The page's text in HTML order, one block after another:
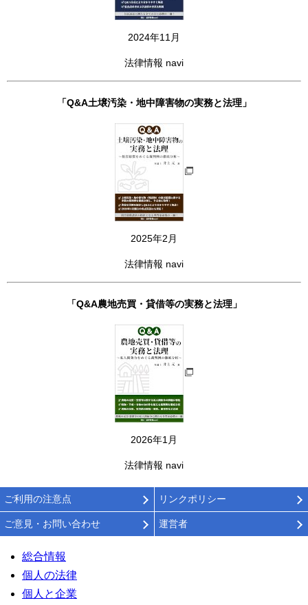
2024年11月
法律情報 navi
「Q&A土壌汚染・地中障害物の実務と法理」
2025年2月
法律情報 navi
「Q&A農地売買・貸借等の実務と法理」
2026年1月
法律情報 navi
ご利用の注意点 リンクポリシー
ご意見・お問い合わせ 運営者
総合情報
個人の法律
個人と企業